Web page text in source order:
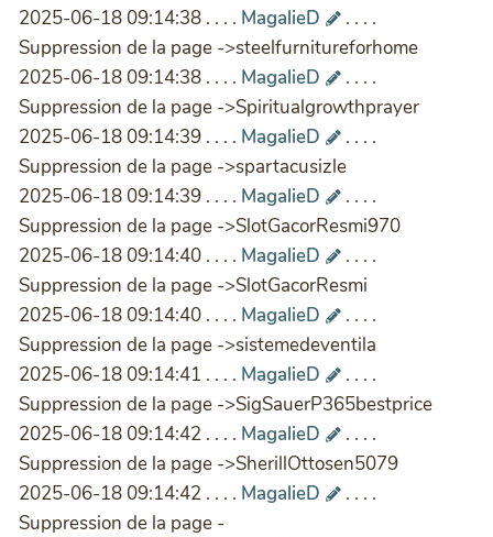
2025-06-18 09:14:38 . . . . MagalieD
. . . .
Suppression de la page ->steelfurnitureforhome
2025-06-18 09:14:38 . . . . MagalieD
. . . .
Suppression de la page ->Spiritualgrowthprayer
2025-06-18 09:14:39 . . . . MagalieD
. . . .
Suppression de la page ->spartacusizle
2025-06-18 09:14:39 . . . . MagalieD
. . . .
Suppression de la page ->SlotGacorResmi970
2025-06-18 09:14:40 . . . . MagalieD
. . . .
Suppression de la page ->SlotGacorResmi
2025-06-18 09:14:40 . . . . MagalieD
. . . .
Suppression de la page ->sistemedeventila
2025-06-18 09:14:41 . . . . MagalieD
. . . .
Suppression de la page ->SigSauerP365bestprice
2025-06-18 09:14:42 . . . . MagalieD
. . . .
Suppression de la page ->SherillOttosen5079
2025-06-18 09:14:42 . . . . MagalieD
. . . .
Suppression de la page -